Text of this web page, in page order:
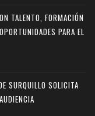
TALENTO, FORMACIÓN
PARA EL
SURQUILLO SOLICITA